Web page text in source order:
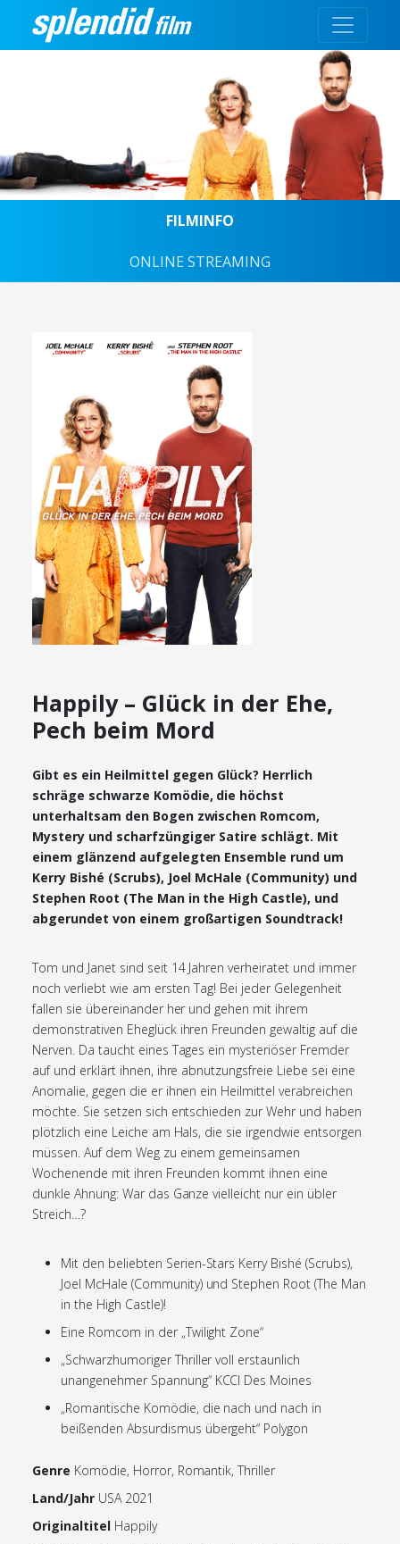
FILMINFO
ONLINE STREAMING
Happily – Glück in der Ehe,
Pech beim Mord
Gibt es ein Heilmittel gegen Glück? Herrlich
schräge schwarze Komödie, die höchst
unterhaltsam den Bogen zwischen Romcom,
Mystery und scharfzüngiger Satire schlägt. Mit
einem glänzend aufgelegten Ensemble rund um
Kerry Bishé (Scrubs), Joel McHale (Community) und
Stephen Root (The Man in the High Castle), und
abgerundet von einem großartigen Soundtrack!
Tom und Janet sind seit 14 Jahren verheiratet und immer
noch verliebt wie am ersten Tag! Bei jeder Gelegenheit
fallen sie übereinander her und gehen mit ihrem
demonstrativen Eheglück ihren Freunden gewaltig auf die
Nerven. Da taucht eines Tages ein mysteriöser Fremder
auf und erklärt ihnen, ihre abnutzungsfreie Liebe sei eine
Anomalie, gegen die er ihnen ein Heilmittel verabreichen
möchte. Sie setzen sich entschieden zur Wehr und haben
plötzlich eine Leiche am Hals, die sie irgendwie entsorgen
müssen. Auf dem Weg zu einem gemeinsamen
Wochenende mit ihren Freunden kommt ihnen eine
dunkle Ahnung: War das Ganze vielleicht nur ein übler
Streich…?
Mit den beliebten Serien-Stars Kerry Bishé (Scrubs),
Joel McHale (Community) und Stephen Root (The Man
in the High Castle)!
Eine Romcom in der „Twilight Zone“
„Schwarzhumoriger Thriller voll erstaunlich
unangenehmer Spannung“ KCCI Des Moines
„Romantische Komödie, die nach und nach in
beißenden Absurdismus übergeht“ Polygon
Genre Komödie, Horror, Romantik, Thriller
Land/Jahr USA 2021
Originaltitel Happily